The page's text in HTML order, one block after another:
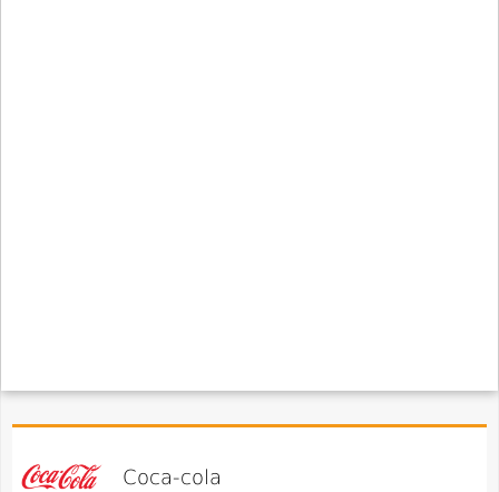
Coca-cola